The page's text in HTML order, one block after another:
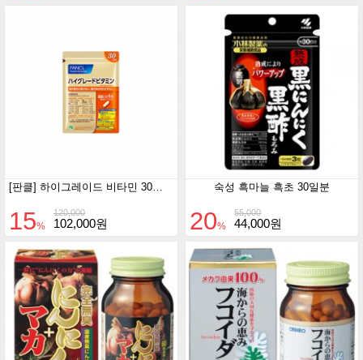
120,000
15% 102,000원
숙성 흑마늘 흑초 30일분
55,000
20% 44,000원